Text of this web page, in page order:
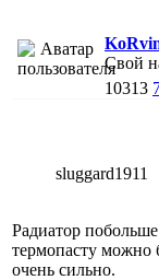
Свой
10313
sluggard1911
Радиатор
термопасту можно
очень сильно.